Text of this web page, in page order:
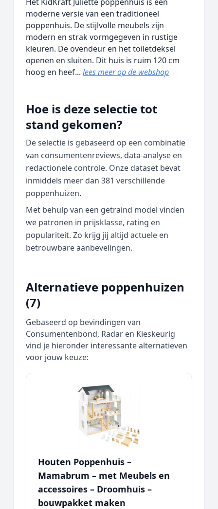
moderne versie van een traditioneel
poppenhuis. De stijlvolle meubels zijn
modern en strak vormgegeven in rustige
kleuren. De ovendeur en het toiletdeksel
openen en sluiten. Dit huis is ruim 120 cm
hoog en heef... lees meer op de webshop
Hoe is deze selectie tot
stand gekomen?
De selectie is gebaseerd op een combinatie
van consumentenreviews, data‑analyse en
redactionele controle. Onze dataset bevat
inmiddels meer dan 381 verschillende
poppenhuizen.
Met behulp van een getraind model vinden
we patronen in prijsklasse, rating en
populariteit. Zo krijg jij altijd actuele en
betrouwbare aanbevelingen.
Alternatieve poppenhuizen
(7)
Gebaseerd op bevindingen van
Consumentenbond, Radar en Kieskeurig
vind je hieronder interessante alternatieven
voor jouw keuze:
Houten Poppenhuis –
Mamabrum – met Meubels en
accessoires – Droomhuis –
bouwpakket maken